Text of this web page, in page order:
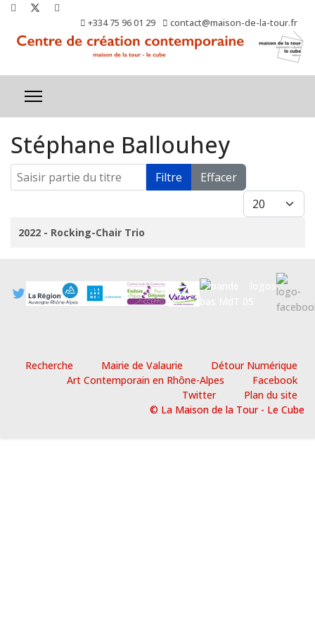
+334 75 96 01 29 contact@maison-de-la-tour.fr
Stéphane Ballouhey
Saisir partie du titre Filtre Effacer
Afficher #
Titre
2022 - Rocking-Chair Trio
Recherche Mairie de Valaurie
Détour Numérique
Art Contemporain en Rhône-Alpes
Facebook
Twitter
Plan du site
© La Maison de la Tour - Le Cube